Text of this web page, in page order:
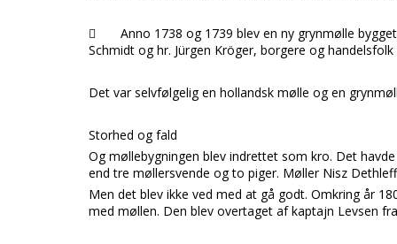

Anno 1738 og 1739 blev en ny grynmølle
Schmidt og hr. Jürgen Kröger, borgere og
Det var selvfølgelig en hollandsk mølle og en
Storhed og fald
Og møllebygningen blev indrettet som kro. Det
end tre møllersvende og to piger. Møller Nisz
Men det blev ikke ved med at gå godt. Omkring år
med møllen. Den blev overtaget af kaptajn Levsen